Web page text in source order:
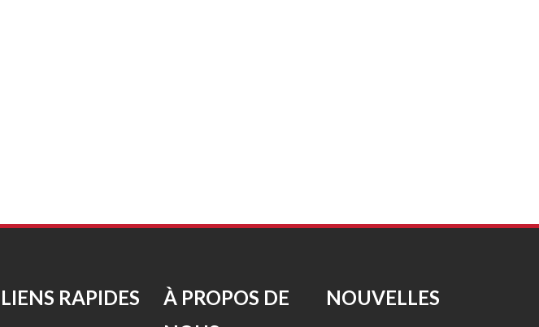
LIENS RAPIDES
À PROPOS DE
NOUVELLES